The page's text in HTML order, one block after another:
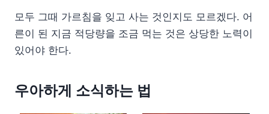
모두 그때 가르침을 잊고 사는 것인지도 모르겠다. 어
른이 된 지금 적당량을 조금 먹는 것은 상당한 노력이
있어야 한다.
우아하게 소식하는 법